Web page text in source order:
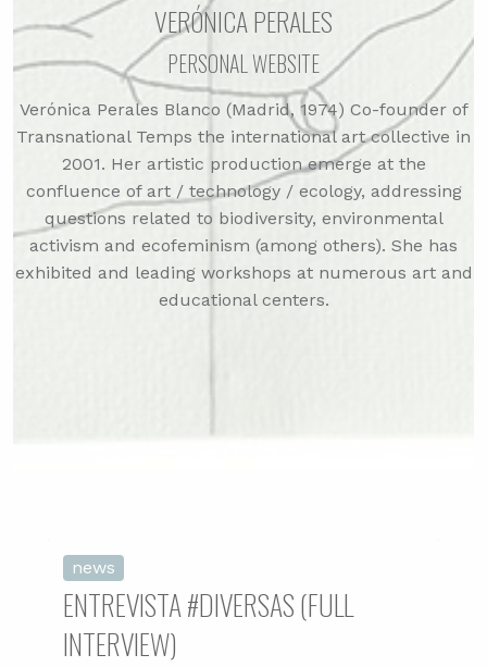
VERÓNICA PERALES
PERSONAL WEBSITE
Verónica Perales Blanco (Madrid, 1974) Co-founder of
Transnational Temps the international art collective in
2001. Her artistic production emerge at the
confluence of art / technology / ecology, addressing
questions related to biodiversity, environmental
activism and ecofeminism (among others). She has
exhibited and leading workshops at numerous art and
educational centers.
news
ENTREVISTA #DIVERSAS (FULL
INTERVIEW)